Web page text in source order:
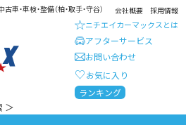
車・車検・整備（柏・取手・守谷） 会社概要 採用情報
総合カーディーラー ニチエイ・
ニチエイカーマックスとは
アフターサービス
お問い合わせ
お気に入り
ランキング
＞